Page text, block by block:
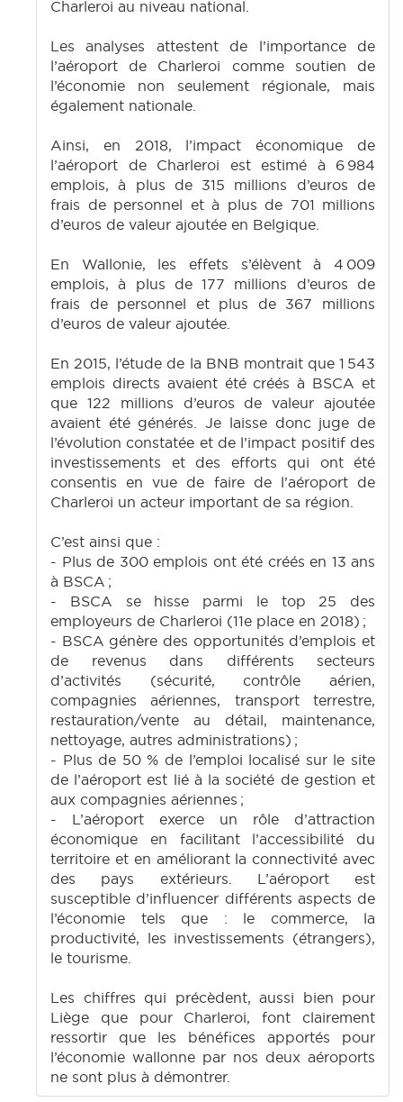
Charleroi au niveau national.
Les analyses attestent de l’importance de
l’aéroport de Charleroi comme soutien de
l’économie non seulement régionale, mais
également nationale.
Ainsi, en 2018, l’impact économique de
l’aéroport de Charleroi est estimé à 6 984
emplois, à plus de 315 millions d’euros de
frais de personnel et à plus de 701 millions
d’euros de valeur ajoutée en Belgique.
En Wallonie, les effets s’élèvent à 4 009
emplois, à plus de 177 millions d’euros de
frais de personnel et plus de 367 millions
d’euros de valeur ajoutée.
En 2015, l’étude de la BNB montrait que 1 543
emplois directs avaient été créés à BSCA et
que 122 millions d’euros de valeur ajoutée
avaient été générés. Je laisse donc juge de
l’évolution constatée et de l’impact positif des
investissements et des efforts qui ont été
consentis en vue de faire de l’aéroport de
Charleroi un acteur important de sa région.
C’est ainsi que :
- Plus de 300 emplois ont été créés en 13 ans
à BSCA ;
- BSCA se hisse parmi le top 25 des
employeurs de Charleroi (11e place en 2018) ;
- BSCA génère des opportunités d’emplois et
de revenus dans différents secteurs
d’activités (sécurité, contrôle aérien,
compagnies aériennes, transport terrestre,
restauration/vente au détail, maintenance,
nettoyage, autres administrations) ;
- Plus de 50 % de l’emploi localisé sur le site
de l’aéroport est lié à la société de gestion et
aux compagnies aériennes ;
- L’aéroport exerce un rôle d’attraction
économique en facilitant l’accessibilité du
territoire et en améliorant la connectivité avec
des pays extérieurs. L’aéroport est
susceptible d’influencer différents aspects de
l’économie tels que : le commerce, la
productivité, les investissements (étrangers),
le tourisme.
Les chiffres qui précèdent, aussi bien pour
Liège que pour Charleroi, font clairement
ressortir que les bénéfices apportés pour
l’économie wallonne par nos deux aéroports
ne sont plus à démontrer.